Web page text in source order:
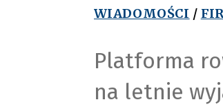
WIADOMOŚCI /
Platforma
na letnie